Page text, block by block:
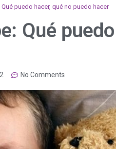
puedo hacer, qué no puedo hacer
Qué
No Comments